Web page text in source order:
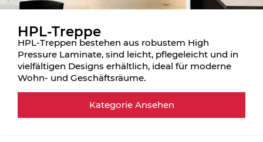
HPL-Treppe
HPL-Treppen bestehen aus robustem High
Pressure Laminate, sind leicht, pflegeleicht und in
vielfältigen Designs erhältlich, ideal für moderne
Wohn- und Geschäftsräume.
Kategorie Ansehen